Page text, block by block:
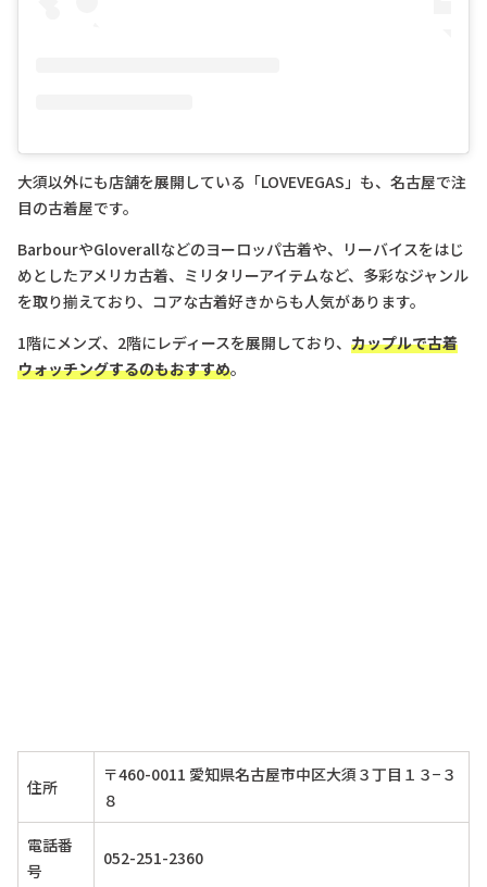
大須以外にも店舗を展開している「LOVEVEGAS」も、名古屋で注
目の古着屋です。
BarbourやGloverallなどのヨーロッパ古着や、リーバイスをはじ
めとしたアメリカ古着、ミリタリーアイテムなど、多彩なジャンル
を取り揃えており、コアな古着好きからも人気があります。
1階にメンズ、2階にレディースを展開しており、 カップルで古着
ウォッチングするのもおすすめ。
住所
〒460-0011 愛知県名古屋市中区大須３丁目１３−３
８
電話番
号
052-251-2360